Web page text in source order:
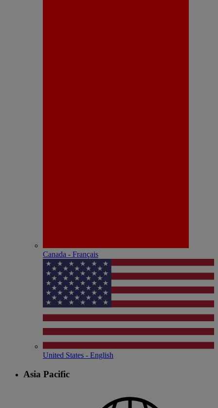
Canada - Français
United States - English
Asia Pacific